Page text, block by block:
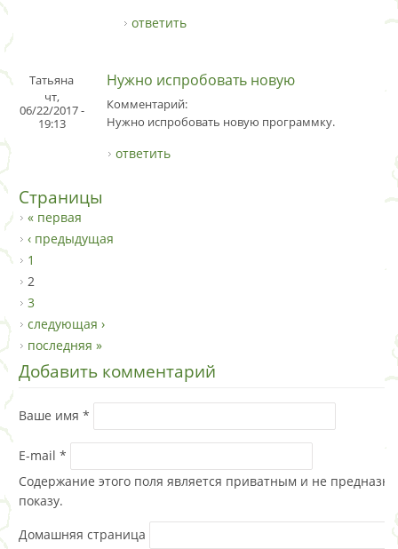
ответить
Татьяна
чт,
06/22/2017 -
19:13
Нужно испробовать новую
Комментарий:
Нужно испробовать новую программку.
ответить
Страницы
« первая
‹ предыдущая
1
2
3
следующая ›
последняя »
Добавить комментарий
Ваше имя *
E-mail *
Содержание этого поля является приватным и не
показу.
Домашняя страница